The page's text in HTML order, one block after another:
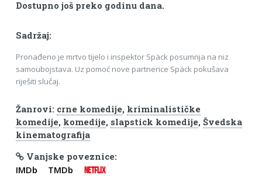
Dostupno još preko godinu dana.
Sadržaj:
Pronađeno je mrtvo tijelo i inspektor Späck posumnja na niz
samoubojstava. Uz pomoć nove partnerice Späck pokušava
riješiti slučaj.
Žanrovi: crne komedije, kriminalističke
komedije, komedije, slapstick komedije, Švedska
kinematografija
Vanjske poveznice:
IMDb TMDb NETFLIX